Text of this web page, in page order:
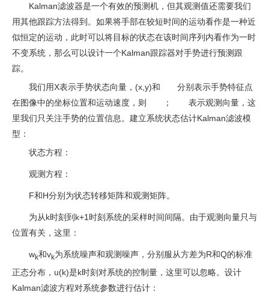
Kalman滤波器是一个有效的预测机，但其观测值还需要我们
用其他跟踪方法得到。如果将手部在较短时间的运动看作是一种近
似恒定的运动，此时可以将目标的状态在该时间序列内看作为一时
不变系统，那么可以设计一个Kalman跟踪器对手势进行预测跟
踪。
我们用X表示手势状态向量，(x,y)和
分别表示手势特征点
在图像中的坐标位置和运动速度，则
；
表示观测向量，这
里我们只关注手势的位置信息。建立系统状态估计Kalman滤波模
型：
状态方程：
观测方程：
F和H分别为状态转移矩阵和观测矩阵。
为从k时刻到k+1时刻系统的采样时间间隔。由于观测向量只与
位置有关，这里：
wk和vk为系统噪声和观测噪声，分别服从方差为R和Q的标准
正态分布，u(k)是k时刻对系统的控制量，这里可以忽略。设计
Kalman滤波方程对系统参数进行估计：